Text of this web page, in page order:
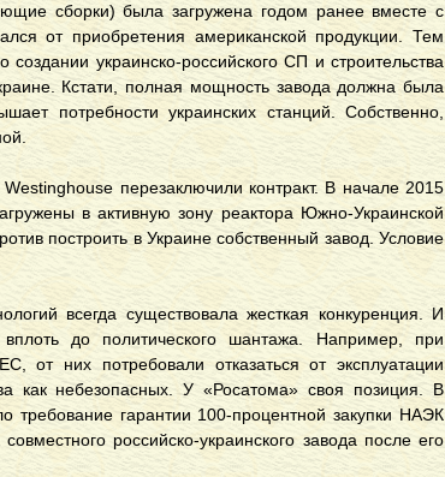
сборки) была загружена годом ранее вместе с
от приобретения американской продукции. Тем
украинско-российского СП и строительства
Кстати, полная мощность завода должна была
потребности украинских станций. Собственно,
перезаключили контракт. В начале 2015
в активную зону реактора Южно-Украинской
построить в Украине собственный завод. Условие
всегда существовала жесткая конкуренция. И
до политического шантажа. Например, при
от них потребовали отказаться от эксплуатации
как небезопасных. У «Росатома» своя позиция. В
требование гарантии 100-процентной закупки НАЭК
российско-украинского завода после его